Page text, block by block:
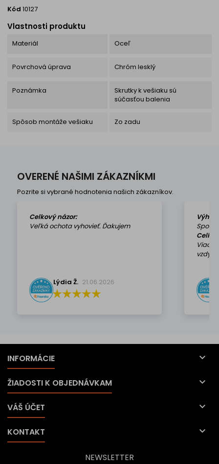
Kód 10127
Vlastnosti produktu
Materiál Oceľ
Povrchová úprava Chróm lesklý
Poznámka
Skrutky k vešiaku sú
súčasťou balenia
Spôsob montáže vešiaku Zo zadu
OVERENÉ NAŠIMI ZÁKAZNÍKMI
Pozrite si vybrané hodnotenia našich zákazníkov.
Celkový názor:
Veľká ochota vyhovieť. Ďakujem
Lýdia Ž. 21.06.2026
vzdy k
INFORMÁCIE 
ŽIADOSTI K OBJEDNÁVKAM 
VÁŠ ÚČET 
KONTAKT 
NEWSLETTER